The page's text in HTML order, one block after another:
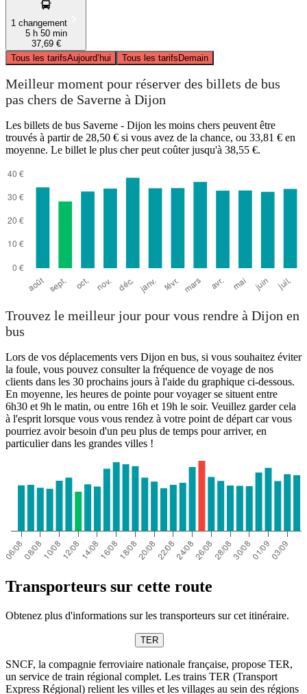
1 changement
5 h 50 min
37,69 €
Tous les tarifsAujourd’hui Tous les tarifsDemain
Meilleur moment pour réserver des billets de bus
pas chers de Saverne à Dijon
Les billets de bus Saverne - Dijon les moins chers peuvent être
trouvés à partir de 28,50 € si vous avez de la chance, ou 33,81 € en
moyenne. Le billet le plus cher peut coûter jusqu'à 38,55 €.
Trouvez le meilleur jour pour vous rendre à Dijon en
bus
Lors de vos déplacements vers Dijon en bus, si vous souhaitez éviter
la foule, vous pouvez consulter la fréquence de voyage de nos
clients dans les 30 prochains jours à l'aide du graphique ci-dessous.
En moyenne, les heures de pointe pour voyager se situent entre
6h30 et 9h le matin, ou entre 16h et 19h le soir. Veuillez garder cela
à l'esprit lorsque vous vous rendez à votre point de départ car vous
pourriez avoir besoin d'un peu plus de temps pour arriver, en
particulier dans les grandes villes !
Transporteurs sur cette route
Obtenez plus d'informations sur les transporteurs sur cet itinéraire.
TER
SNCF, la compagnie ferroviaire nationale française, propose TER,
un service de train régional complet. Les trains TER (Transport
Express Régional) relient les villes et les villages au sein des régions